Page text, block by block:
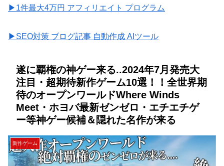
▶1件最大4万円 アフィリエイト プログラム
▶SEO対策 ブログ記事 自動作成 AIツール
遂に覇権の神ゲー来る..2024年7月発売大
注目・超期待新作ゲーム10選！！全世界期
待のオープンワールドWhere Winds
Meet・ホヨバ最新ゼンゼロ・エチエチゲ
ー等神ゲー候補＆隠れた名作が来る
新作ゲーム